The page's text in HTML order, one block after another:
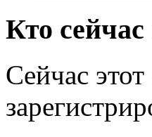
Кто
Сейчас